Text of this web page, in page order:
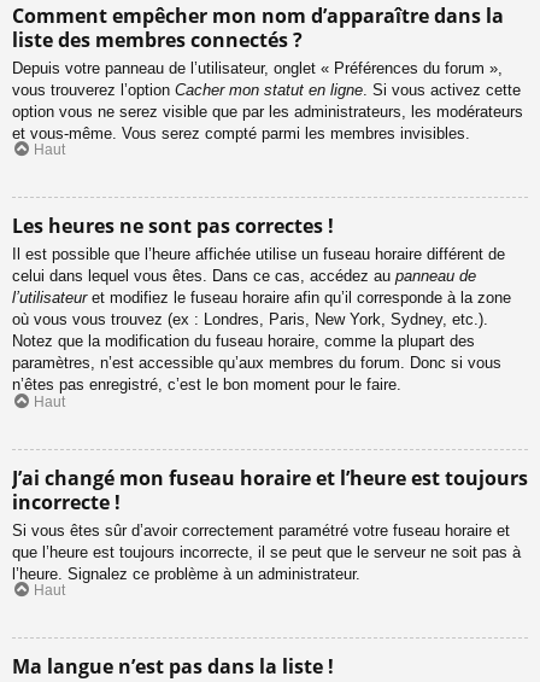
Comment empêcher mon nom d’apparaître dans la
liste des membres connectés ?
Depuis votre panneau de l’utilisateur, onglet « Préférences du forum »,
vous trouverez l’option Cacher mon statut en ligne . Si vous activez cette
option vous ne serez visible que par les administrateurs, les modérateurs
et vous-même. Vous serez compté parmi les membres invisibles.
Haut
Les heures ne sont pas correctes !
Il est possible que l’heure affichée utilise un fuseau horaire différent de
celui dans lequel vous êtes. Dans ce cas, accédez au panneau de
l’utilisateuret modifiez le fuseau horaire afin qu’il corresponde à la zone
où vous vous trouvez (ex : Londres, Paris, New York, Sydney, etc.).
Notez que la modification du fuseau horaire, comme la plupart des
paramètres, n’est accessible qu’aux membres du forum. Donc si vous
n’êtes pas enregistré, c’est le bon moment pour le faire.
Haut
J’ai changé mon fuseau horaire et l’heure est toujours
incorrecte !
Si vous êtes sûr d’avoir correctement paramétré votre fuseau horaire et
que l’heure est toujours incorrecte, il se peut que le serveur ne soit pas à
l’heure. Signalez ce problème à un administrateur.
Haut
Ma langue n’est pas dans la liste !